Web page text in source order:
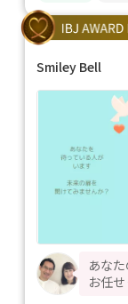
Smiley Bell
あな
お任せ